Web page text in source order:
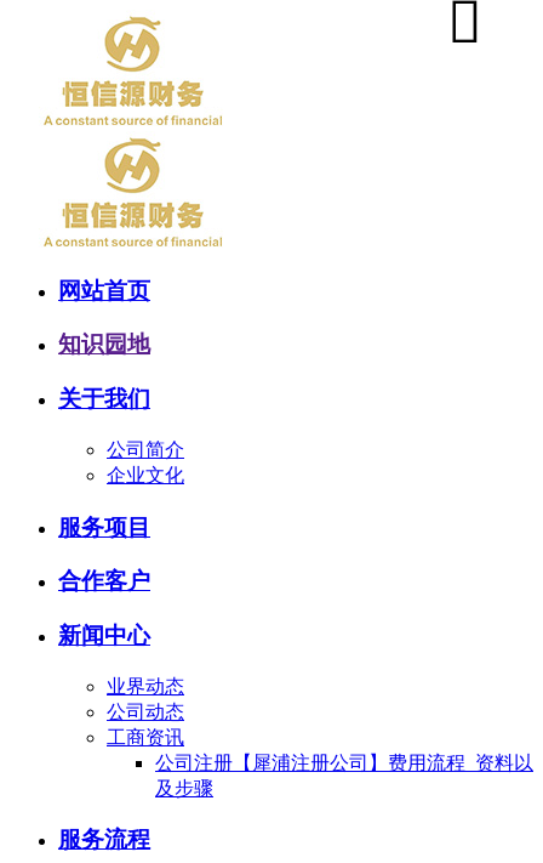
网站首页
知识园地
关于我们
公司简介
企业文化
服务项目
合作客户
新闻中心
业界动态
公司动态
工商资讯
公司注册【犀浦注册公司】费用流程_资料以
及步骤
服务流程